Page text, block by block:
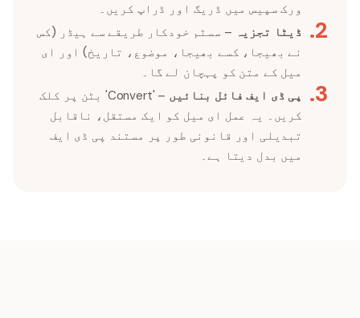
ورک سپیس میں ڈریگ اور ڈراپ کریں۔
2
. ڈیٹا تجزیہ – سسٹم خودکار طریقے سے ہیڈر (کس
نے بھیجا، کسے بھیجا، موضوع، تاریخ) اور ای
میل کے متن کو پہچان لے گا۔
3
. پی ڈی ایف فائل بنائیں
– 'Convert' بٹن پر کلک
کریں۔ یہ عمل ای میل کو ایک مستقل، ناقابل
تبدیلی اور قانونی طور پر مستند پی ڈی ایف
میں بدل دیتا ہے۔